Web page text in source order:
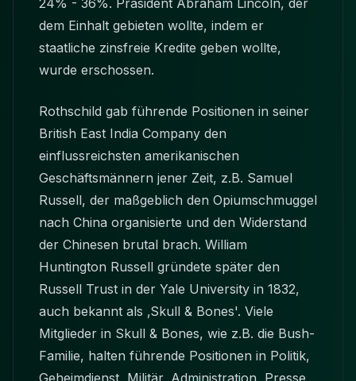
24% - 36%. Präsident Abraham Lincoln, der
dem Einhalt gebieten wollte, indem er
staatliche zinsfreie Kredite geben wollte,
wurde erschossen.
Rothschild gab führende Positionen in seiner
British East India Company den
einflussreichsten amerikanischen
Geschäftsmännern jener Zeit, z.B. Samuel
Russell, der maßgeblich den Opiumschmuggel
nach China organisierte und den Widerstand
der Chinesen brutal brach. William
Huntington Russell gründete später den
Russell Trust in der Yale University in 1832,
auch bekannt als ‚Skull & Bones'. Viele
Mitglieder in Skull & Bones, wie z.B. die Bush-
Familie, halten führende Positionen in Politik,